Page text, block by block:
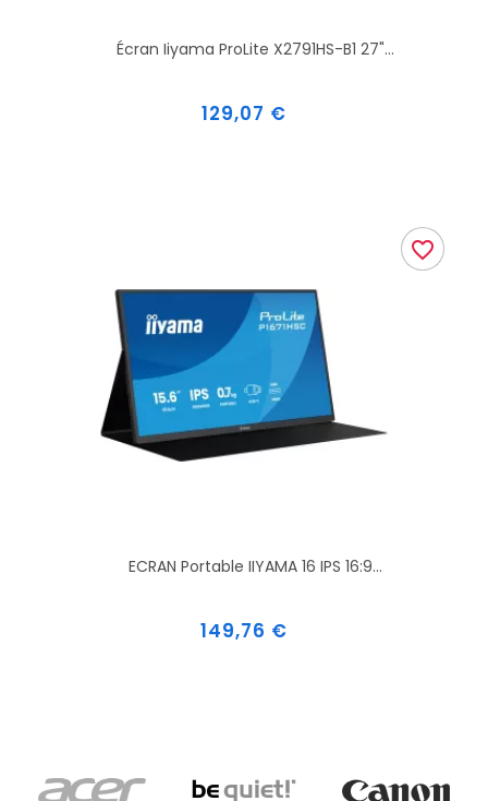
Écran Iiyama ProLite X2791HS-B1 27"...
Prix
129,07 €
ECRAN Portable IIYAMA 16 IPS 16:9...
Prix
149,76 €
favorite_border